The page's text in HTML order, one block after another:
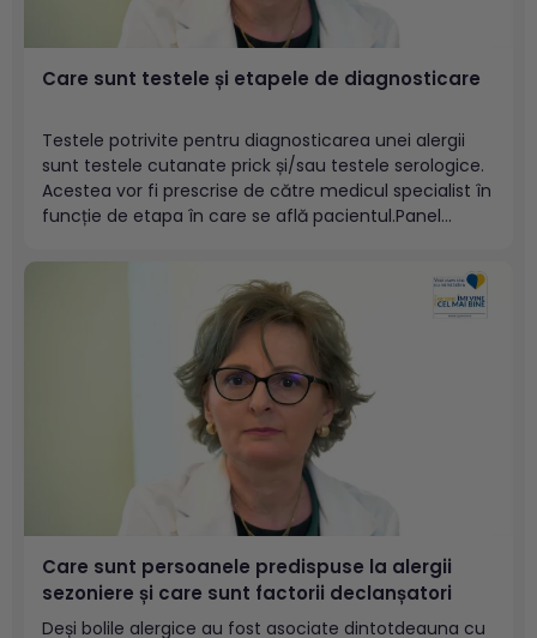
Care sunt testele și etapele de diagnosticare
Testele potrivite pentru diagnosticarea unei alergii
sunt testele cutanate prick și/sau testele serologice.
Acestea vor fi prescrise de către medicul specialist în
funcție de etapa în care se află pacientul.Panel
teste)Profil extins IgE specifice (allergy Explorer) –
ALEXVezi mai multe clipuri de acest gen pe...
Care sunt persoanele predispuse la alergii
sezoniere și care sunt factorii declanșatori
Deși bolile alergice au fost asociate dintotdeauna cu